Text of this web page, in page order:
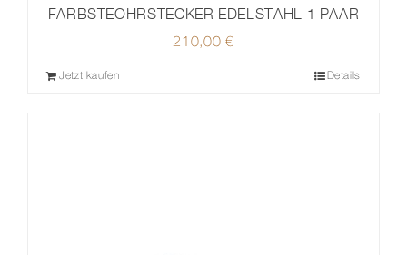
FARBSTEOHRSTECKER EDELSTAHL 1 PAAR
210,00 €
Jetzt kaufen Details